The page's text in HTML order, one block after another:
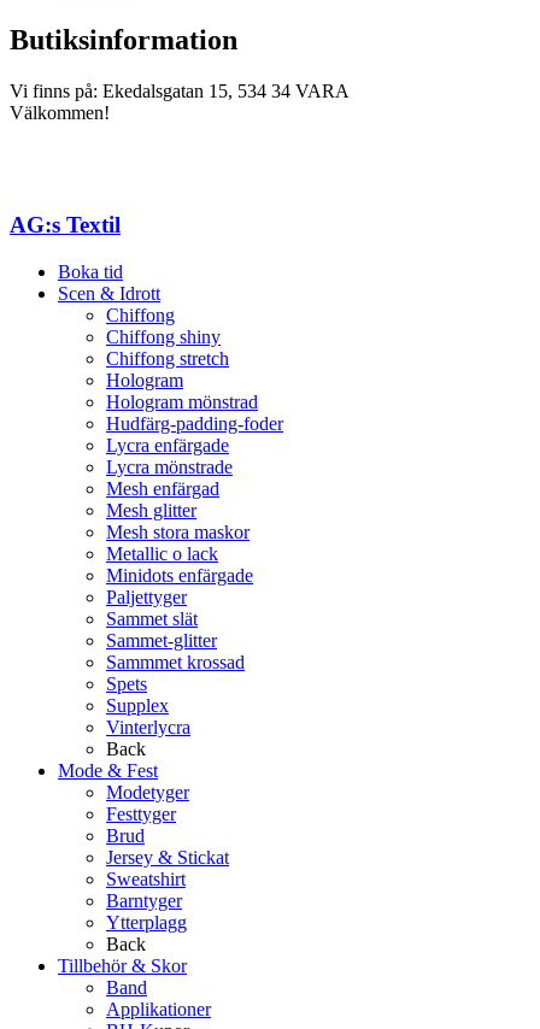
Butiksinformation
Vi finns på: Ekedalsgatan 15, 534 34 VARA
Välkommen!
AG:s Textil
Boka tid
Scen & Idrott
Chiffong
Chiffong shiny
Chiffong stretch
Hologram
Hologram mönstrad
Hudfärg-padding-foder
Lycra enfärgade
Lycra mönstrade
Mesh enfärgad
Mesh glitter
Mesh stora maskor
Metallic o lack
Minidots enfärgade
Paljettyger
Sammet slät
Sammet-glitter
Sammmet krossad
Spets
Supplex
Vinterlycra
Back
Mode & Fest
Modetyger
Festtyger
Brud
Jersey & Stickat
Sweatshirt
Barntyger
Ytterplagg
Back
Tillbehör & Skor
Band
Applikationer